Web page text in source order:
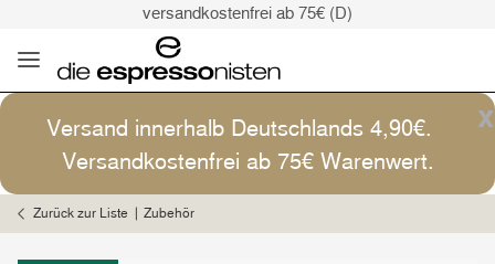
versandkostenfrei ab 75€ (D)
Versand: 4,90€ (D)
versandkostenfrei ab 75€ (D)
Kaffee ist Kunst
x
Versand innerhalb Deutschlands 4,90€.
Versandkostenfrei ab 75€ Warenwert.
Zurück zur Liste Zubehör